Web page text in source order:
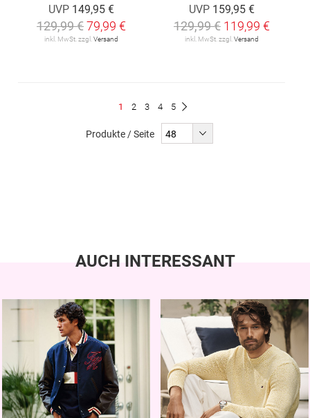
UVP 149,95 €
129,99 €79,99 €
inkl. MwSt. zzgl. Versand
UVP 159,95 €
129,99 € 119,99 €
inkl. MwSt. zzgl. Versand
Du
1 Seite
2 Seite
3 Seite
4 Seite
5
Produkte / Seite
AUCH INTERESSANT